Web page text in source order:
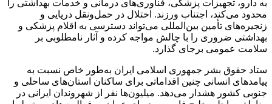
به دارو، تجهیزات پزشکی، فناوری‌های درمانی و خدمات بهداشتی را
محدود می‌کند، اجتناب ورزند. اختلال در حمل‌ونقل دریایی و
زنجیره‌های تأمین بین‌المللی می‌تواند دسترسی به اقلام پزشکی و
بهداشتی ضروری را با چالش مواجه کرده و آثار نامطلوبی بر
سلامت عمومی برجای گذارد.
ستاد حقوق بشر جمهوری اسلامی ایران به‌طور خاص نسبت به
پیامدهای انسانی چنین اقداماتی برای ساکنان استان‌های ساحلی و
جنوبی کشور هشدار می‌دهد. میلیون‌ها نفر از شهروندان ایرانی در